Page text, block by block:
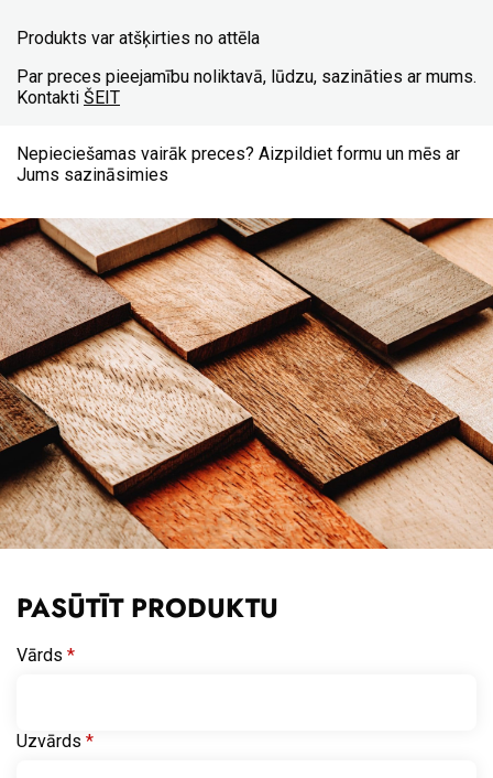
Produkts var atšķirties no attēla
Par preces pieejamību noliktavā, lūdzu, sazināties ar mums.
Kontakti ŠEIT
PASŪTĪT PRODUKTU
Nepieciešamas vairāk preces? Aizpildiet formu un mēs ar
Jums sazināsimies
Vārds *
Uzvārds *